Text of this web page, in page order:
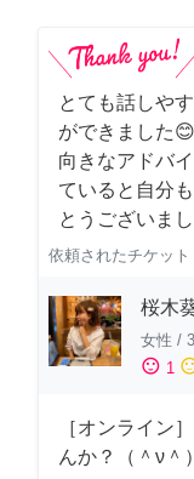
とても話しや
ができました
向きなアドバ
ていると自分
とうございま
依頼されたチケット
桜木
女性 /
sentiment_satisfied 1
［オンライン
んか？（＾ν＾